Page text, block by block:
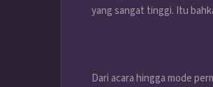
yang sangat tinggi. Itu
Dari acara hingga mode